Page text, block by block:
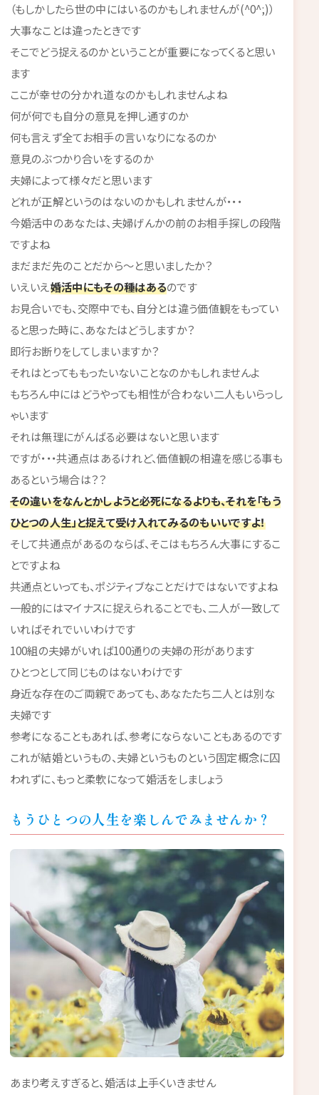
（もしかしたら世の中にはいるのかもしれませんが(^0^;)）
大事なことは違ったときです
そこでどう捉えるのかということが重要になってくると思い
ます
ここが幸せの分かれ道なのかもしれませんよね
何が何でも自分の意見を押し通すのか
何も言えず全てお相手の言いなりになるのか
意見のぶつかり合いをするのか
夫婦によって様々だと思います
どれが正解というのはないのかもしれませんが・・・
今婚活中のあなたは、夫婦げんかの前のお相手探しの段階
ですよね
まだまだ先のことだから～と思いましたか？
いえいえ婚活中にもその種はあるのです
お見合いでも、交際中でも、自分とは違う価値観をもってい
ると思った時に、あなたはどうしますか？
即行お断りをしてしまいますか？
それはとってももったいないことなのかもしれませんよ
もちろん中にはどうやっても相性が合わない二人もいらっし
ゃいます
それは無理にがんばる必要はないと思います
ですが・・・共通点はあるけれど、価値観の相違を感じる事も
あるという場合は？？
その違いをなんとかしようと必死になるよりも、それを「もう
ひとつの人生」と捉えて受け入れてみるのもいいですよ！
そして共通点があるのならば、そこはもちろん大事にするこ
とですよね
共通点といっても、ポジティブなことだけではないですよね
一般的にはマイナスに捉えられることでも、二人が一致して
いればそれでいいわけです
100組の夫婦がいれば100通りの夫婦の形があります
ひとつとして同じものはないわけです
身近な存在のご両親であっても、あなたたち二人とは別な
夫婦です
参考になることもあれば、参考にならないこともあるのです
これが結婚というもの、夫婦というものという固定概念に囚
われずに、もっと柔軟になって婚活をしましょう
もうひとつの人生を楽しんでみませんか？
あまり考えすぎると、婚活は上手くいきません